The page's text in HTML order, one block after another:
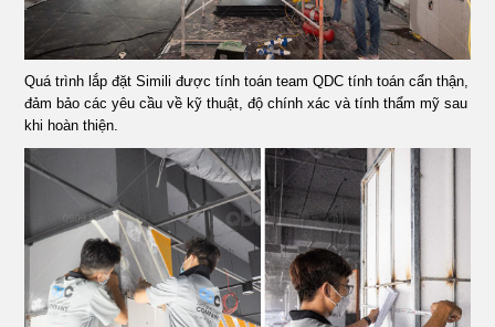
Quá trình lắp đặt Simili được tính toán team QDC tính toán cẩn thận,
đảm bảo các yêu cầu về kỹ thuật, độ chính xác và tính thẩm mỹ sau
khi hoàn thiện.